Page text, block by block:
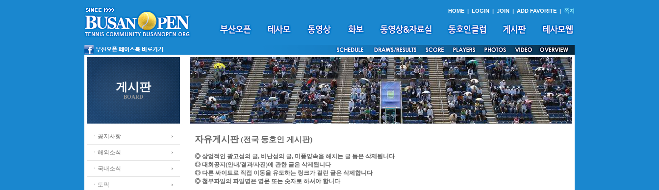
HOME | LOGIN | JOIN | ADD FAVORITE | 쪽지
게시판
BOARD
ㆍ공지사항
ㆍ해외소식
ㆍ국내소식
ㆍ토픽
자유게시판(전국 동호인 게시판)
◎ 상업적인 광고성의 글, 비난성의 글, 미풍양속을 해치는 글 등은 삭제됩니다
◎ 대회공지(안내/결과/사진)에 관한 글은 삭제됩니다
◎ 다른 싸이트로 직접 이동을 유도하는 링크가 걸린 글은 삭제합니다
◎ 첨부파일의 파일명은 영문 또는 숫자로 하셔야 합니다